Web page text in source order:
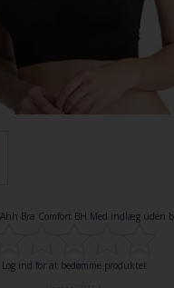
Ahh Bra Comfort BH Med indlæg uden
Log ind for at bedømme produktet